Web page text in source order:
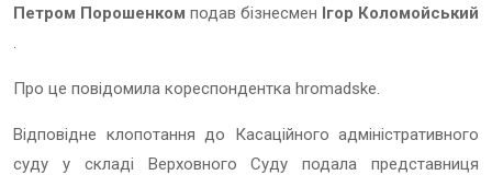
Петром Порошенком подав бізнесмен Ігор Коломойський
.
Про це повідомила кореспондентка hromadske.
Відповідне клопотання до Касаційного адміністративного
суду у складі Верховного Суду подала представниця